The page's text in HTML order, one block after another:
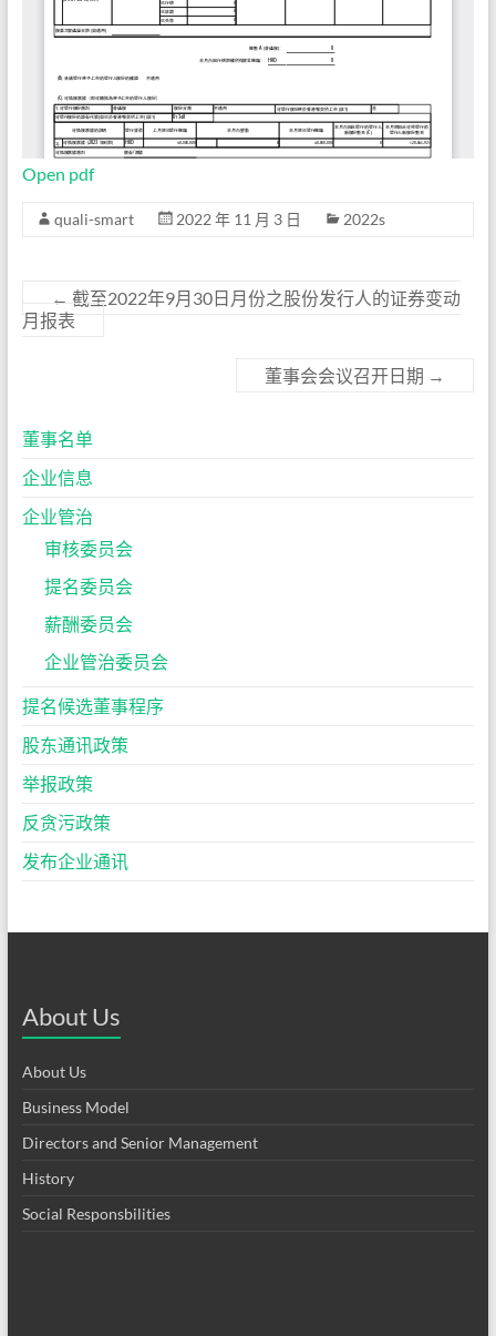
Open pdf
quali-smart 2022 年 11 月 3 日 2022s
← 截至2022年9月30日月份之股份发行人的证券变动
月报表
董事会会议召开日期 →
董事名单
企业信息
企业管治
审核委员会
提名委员会
薪酬委员会
企业管治委员会
提名候选董事程序
股东通讯政策
举报政策
反贪污政策
发布企业通讯
About Us
About Us
Business Model
Directors and Senior Management
History
Social Responsbilities